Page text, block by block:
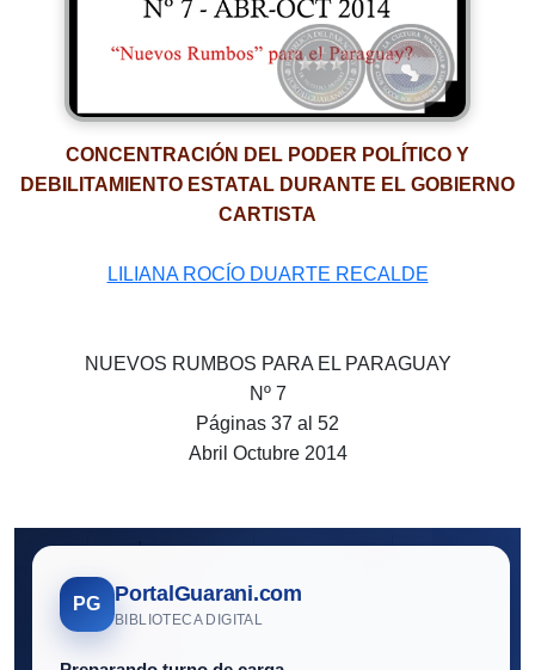
CONCENTRACIÓN DEL PODER POLÍTICO Y
DEBILITAMIENTO ESTATAL DURANTE EL GOBIERNO
CARTISTA
LILIANA ROCÍO DUARTE RECALDE
NUEVOS RUMBOS PARA EL PARAGUAY
Nº 7
Páginas 37 al 52
Abril Octubre 2014